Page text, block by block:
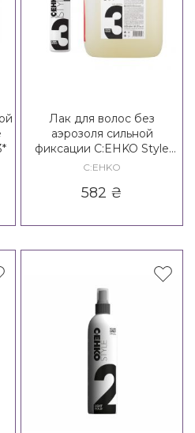
Лак для волос без
аэрозоля сильной
фиксации C:EHKO Style
Diamond Hair Spray Non
C:EHKO
582 ₴